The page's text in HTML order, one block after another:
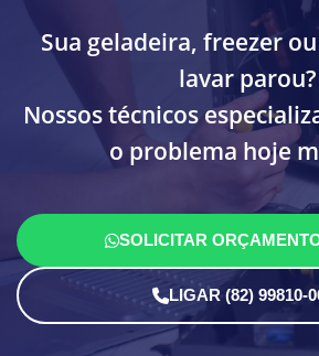
Sua geladeira, freezer
lavar parou?
Nossos técnicos
o problema hoje
SOLICITAR
LIGAR (82) 99810-